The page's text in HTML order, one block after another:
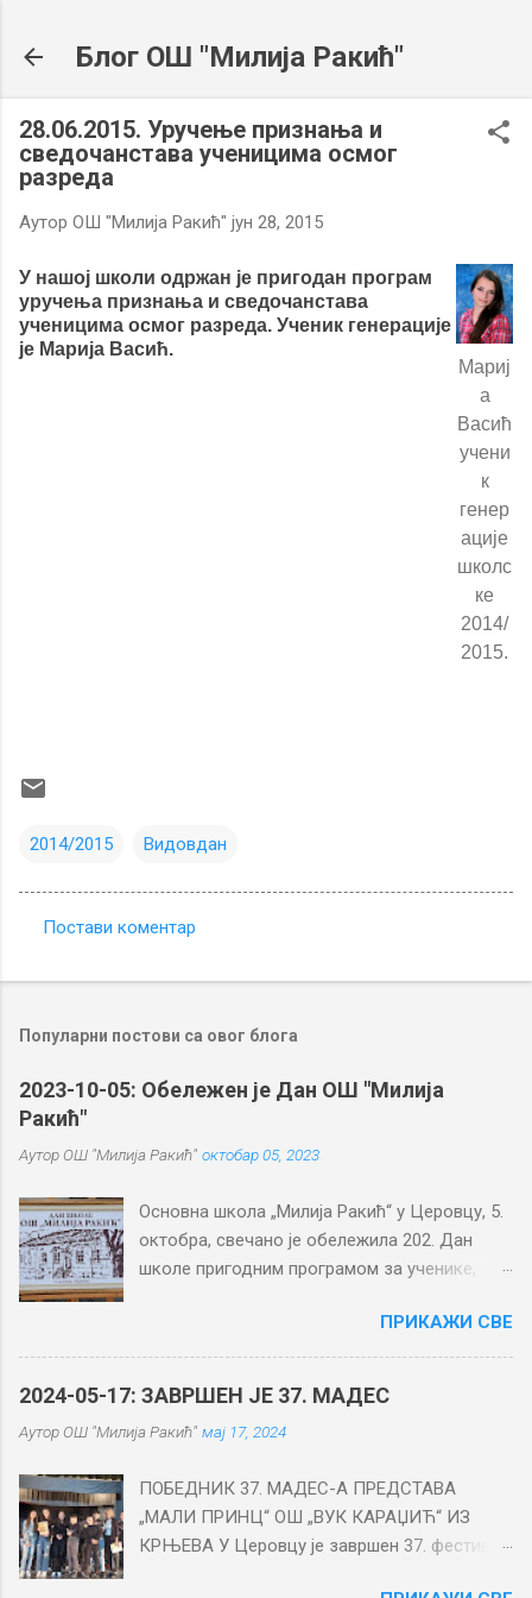
Блог ОШ "Милија Ракић"
28.06.2015. Уручење признања и
сведочанстава ученицима осмог
разреда
Аутор ОШ "Милија Ракић" јун 28, 2015
У нашој школи одржан је пригодан програм
уручења признања и сведочанстава
ученицима осмог разреда. Ученик генерације
је Марија Васић.
Мариј
а
Васић
учени
к
генер
ације
школс
ке
2014/
2015.
2014/2015 Видовдан
о
е
н
т
а
и
Постави коментар
Популарни постови са овог блога
2023-10-05: Обележен је Дан ОШ "Милија
Ракић"
Аутор ОШ "Милија Ракић" октобар 05, 2023
Основна школа „Милија Ракић“ у Церовцу, 5.
октобра, свечано је обележила 202. Дан
школе пригодним програмом за ученике,
Церовцу . Свечану академију отворила је
учитељица Гордана Мудрић, а потом је
наставнике, мештане Церовца, Башина и
Мраморца и госте из других школа и месних
поздравио Милош Маринковић, директор
школе. Посебан поздрав упућен је братској
школи и гостима из Врдника, ОШ „Милица
ПРИКАЖИ СВЕ
2024-05-17: ЗАВРШЕН ЈЕ 37. МАДЕС
Аутор ОШ "Милија Ракић" мај 17, 2024
ПОБЕДНИК 37. МАДЕС-А ПРЕДСТАВА
„МАЛИ ПРИНЦ“ ОШ „ВУК КАРАЏИЋ“ ИЗ
КРЊЕВА У Церовцу је завршен 37. фестивал